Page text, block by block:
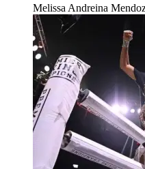
Melissa Andreina